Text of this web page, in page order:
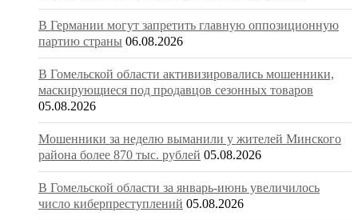
В Германии могут запретить главную оппозиционную
партию страны 06.08.2026
В Гомельской области активизировались мошенники,
маскирующиеся под продавцов сезонных товаров
05.08.2026
Мошенники за неделю выманили у жителей Минского
района более 870 тыс. рублей 05.08.2026
В Гомельской области за январь-июнь увеличилось
число киберпреступлений 05.08.2026